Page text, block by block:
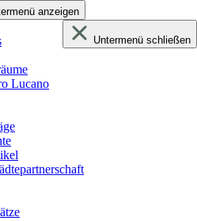
anzeigen
Untermenü schließen
Lucano